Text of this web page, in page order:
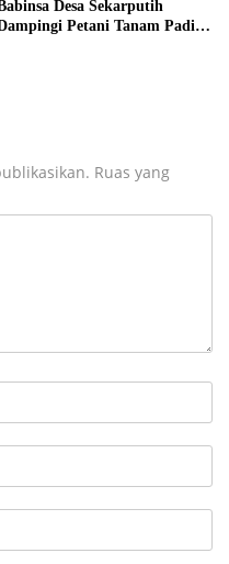
Desa Sekarputih
Petani Tanam Padi,
Ruas yang